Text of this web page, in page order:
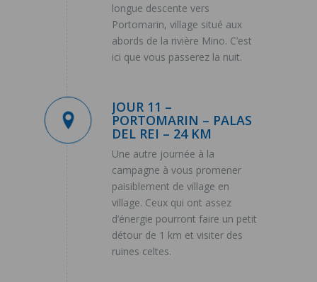
longue descente vers
Portomarin, village situé aux
abords de la rivière Mino. C’est
ici que vous passerez la nuit.
JOUR 11 –
PORTOMARIN – PALAS
DEL REI – 24 KM
Une autre journée à la
campagne à vous promener
paisiblement de village en
village. Ceux qui ont assez
d’énergie pourront faire un petit
détour de 1 km et visiter des
ruines celtes.